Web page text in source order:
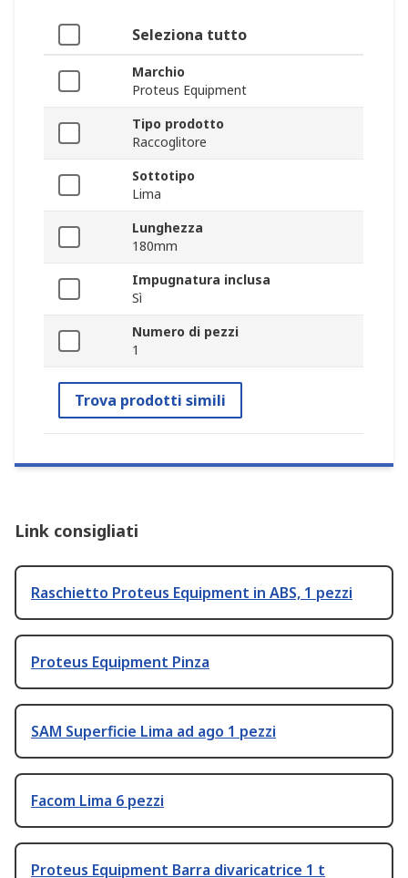
Seleziona tutto
Marchio
Proteus Equipment
Tipo prodotto
Raccoglitore
Sottotipo
Lima
Lunghezza
180mm
Impugnatura inclusa
Sì
Numero di pezzi
1
Trova prodotti simili
Link consigliati
Raschietto Proteus Equipment in ABS, 1 pezzi
Proteus Equipment Pinza
SAM Superficie Lima ad ago 1 pezzi
Facom Lima 6 pezzi
Proteus Equipment Barra divaricatrice 1 t